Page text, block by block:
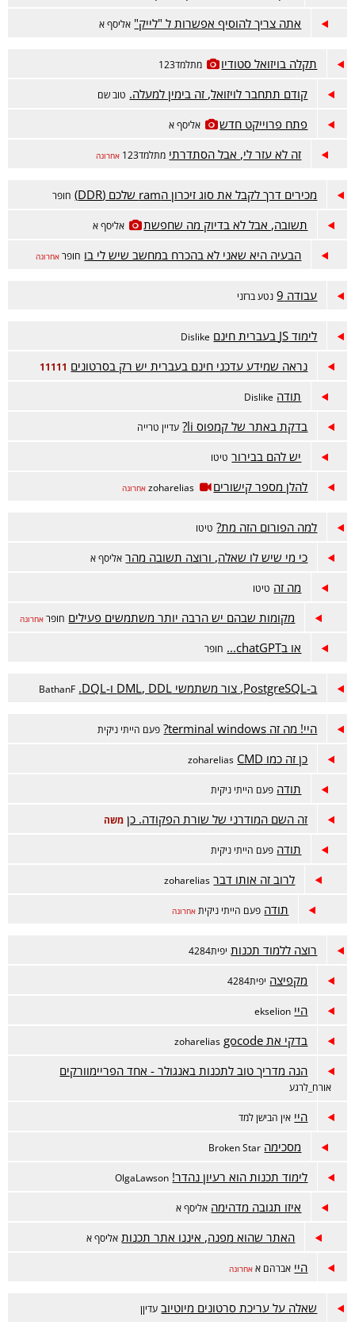
אתה צריך להוסיף אפשרות ל "לייק" אליסף א
תקלה בויזואל סטודיו מתלמד123
קודם תתחבר לויזואל, זה בימין למעלה. טוב שם
פתח פרוייקט חדש אליסף א
זה לא עזר לי, אבל הסתדרתי מתלמד123 אחרונה
מכירים דרך לקבל את סוג זיכרון הram שלכם (DDR) חופר
תשובה, אבל לא בדיוק מה שחפשת אליסף א
הבעיה היא שאני לא בהכרח במחשב שיש לי בו חופר אחרונה
עבודה 9 נטע ברזני
לימוד JS בעברית חינם Dislike
נראה שמידע עדכני חינם בעברית יש רק בסרטונים 11111
תודה Dislike
בדקת באתר של קמפוס li? עדיין טרייה
יש להם בבירור טיטו
להלן מספר קישורים zoharelias אחרונה
למה הפורום הזה מת? טיטו
כי מי שיש לו שאלה, ורוצה תשובה מהר אליסף א
מה זה טיטו
מקומות שבהם יש הרבה יותר משתמשים פעילים חופר אחרונה
או בchatGPT... חופר
ב-PostgreSQL, צור משתמשי DML, DDL ו-DQL. BathanF
היי! מה זה terminal windows? פעם הייתי ניקית
כן זה כמו CMD zoharelias
תודה פעם הייתי ניקית
זה השם המודרני של שורת הפקודה. כן משה
תודה פעם הייתי ניקית
לרוב זה אותו דבר zoharelias
תודה פעם הייתי ניקית אחרונה
רוצה ללמוד תכנות יפית4284
מקפיצה יפית4284
היי ekselion
בדקי את gocode zoharelias
הנה מדריך טוב לתכנות באנגולר - אחד הפריימוורקים
אורח_לרגע
היי אין הבישן למד
מסכימה Broken Star
לימוד תכנות הוא רעיון נהדר! OlgaLawson
איזו תגובה מדהימה אליסף א
האתר שהוא מפנה, איננו אתר תכנות אליסף א
היי אברהם א אחרונה
שאלה על עריכת סרטונים מיוטיוב עדיןן